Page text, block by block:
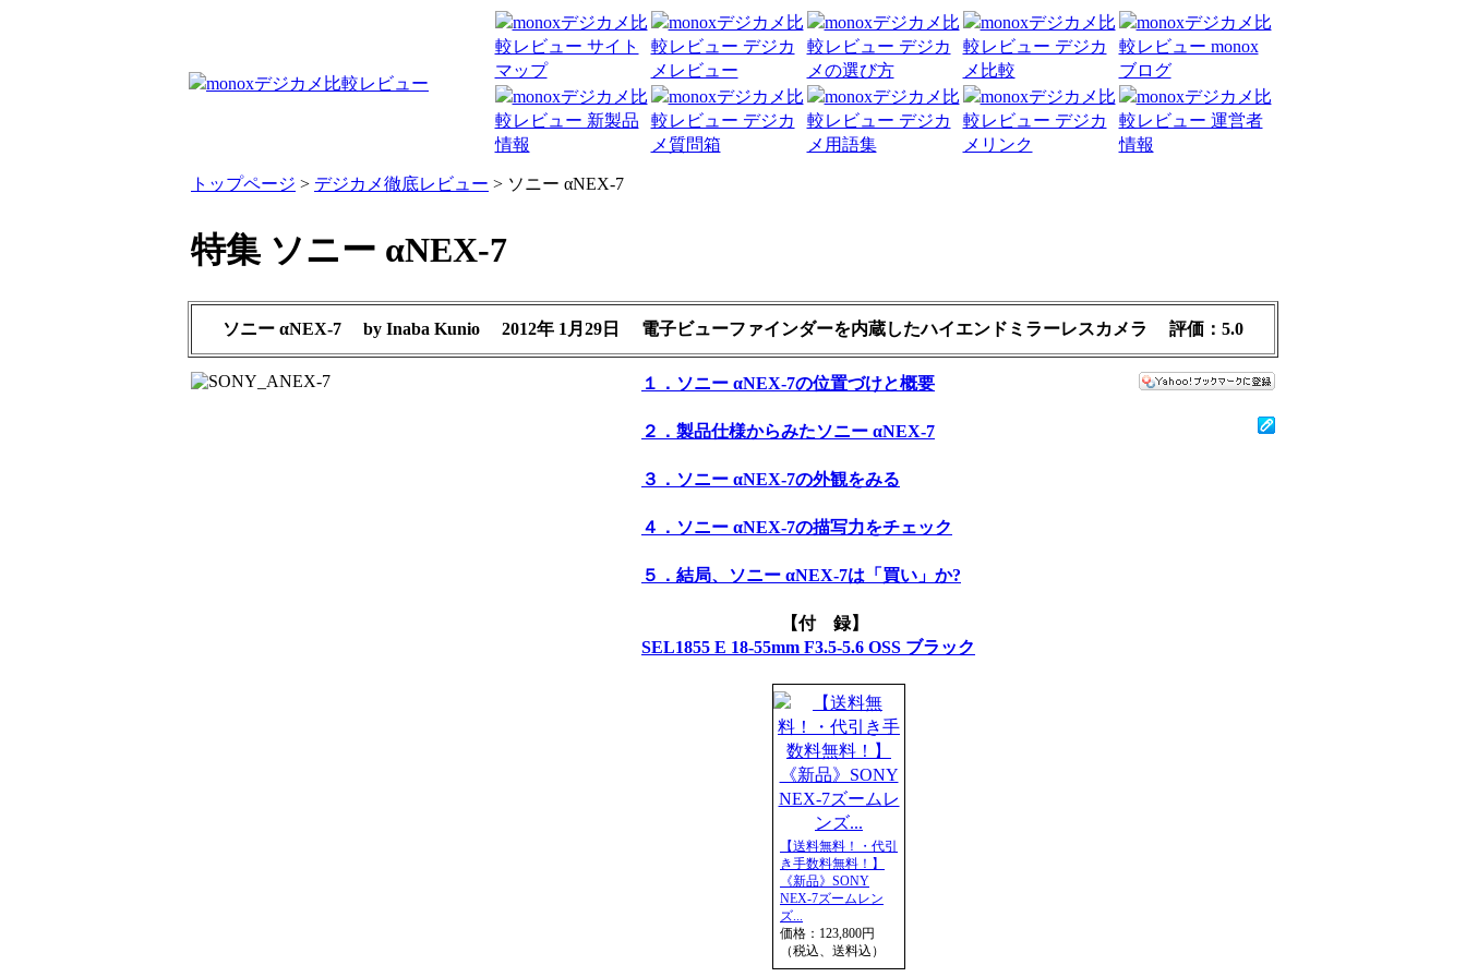
トップページ > デジカメ徹底レビュー > ソニー αNEX-7
特集 ソニー αNEX-7
ソニー αNEX-7 by Inaba Kunio 2012年 1月29日 電子ビューファインダーを内蔵したハイエンドミラーレスカメラ 評価： 5.0
１．ソニー αNEX-7の位置づけと概要
２．製品仕様からみたソニー αNEX-7
３．ソニー αNEX-7の外観をみる
４．ソニー αNEX-7の描写力をチェック
５．結局、ソニー αNEX-7は「買い」か?
【付 録】
SEL1855 E 18-55mm F3.5-5.6 OSS ブラック
【送料無料！・代引
き手数料無料！】
《新品》SONY
NEX-7ズームレン
ズ...
価格：123,800円
（税込、送料込）